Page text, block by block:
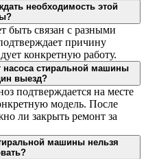
необходимость этой
связан с разными
причину
конкретную работу.
стиральной машины
выезд?
подтверждается на месте
модель. После
ли закрыть ремонт за
машины нельзя